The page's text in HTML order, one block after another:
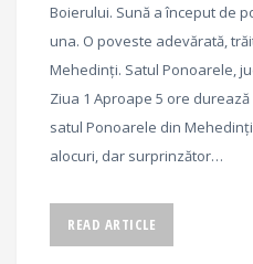
Boierului. Sună a început de
una. O poveste adevărată,
Mehedinți. Satul Ponoarele,
Ziua 1 Aproape 5 ore
satul Ponoarele din
alocuri, dar surprinzător…
READ ARTICLE